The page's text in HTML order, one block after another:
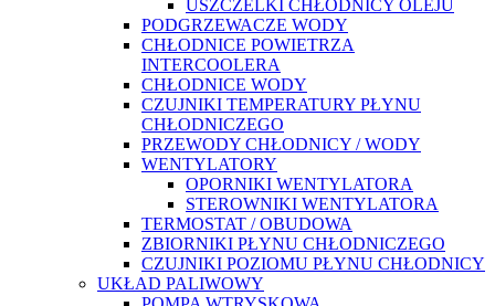
USZCZELKI CHŁODNICY OLEJU
PODGRZEWACZE WODY
CHŁODNICE POWIETRZA
INTERCOOLERA
CHŁODNICE WODY
CZUJNIKI TEMPERATURY PŁYNU
CHŁODNICZEGO
PRZEWODY CHŁODNICY / WODY
WENTYLATORY
OPORNIKI WENTYLATORA
STEROWNIKI WENTYLATORA
TERMOSTAT / OBUDOWA
ZBIORNIKI PŁYNU CHŁODNICZEGO
CZUJNIKI POZIOMU PŁYNU CHŁODNICY
UKŁAD PALIWOWY